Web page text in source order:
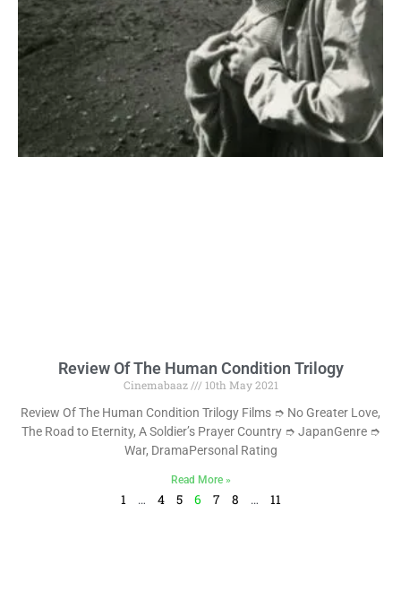
Review Of The Human Condition Trilogy
Cinemabaaz
10th May 2021
Review Of The Human Condition Trilogy Films ➮ No Greater Love,
The Road to Eternity, A Soldier’s Prayer Country ➮ JapanGenre ➮
War, DramaPersonal Rating
Read More »
1 … 4 5 6 7 8 … 11